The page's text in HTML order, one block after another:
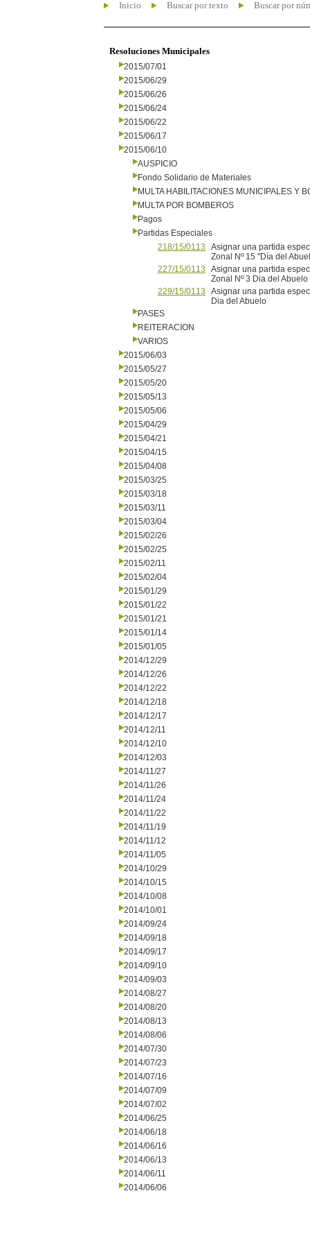
Inicio Buscar por texto Buscar por
Resoluciones Municipales
2015/07/01
2015/06/29
2015/06/26
2015/06/24
2015/06/22
2015/06/17
2015/06/10
AUSPICIO
Fondo Solidario de Materiales
MULTA HABILITACIONES MUNICIPALES Y
MULTA POR BOMBEROS
Pagos
Partidas Especiales
218/15/0113
Asignar una partida
Zonal Nº 15 "Día del
227/15/0113
Asignar una partida
Zonal Nº 3 Dia del Abuelo
229/15/0113
Asignar una partida
Dia del Abuelo
PASES
REITERACION
VARIOS
2015/06/03
2015/05/27
2015/05/20
2015/05/13
2015/05/06
2015/04/29
2015/04/21
2015/04/15
2015/04/08
2015/03/25
2015/03/18
2015/03/11
2015/03/04
2015/02/26
2015/02/25
2015/02/11
2015/02/04
2015/01/29
2015/01/22
2015/01/21
2015/01/14
2015/01/05
2014/12/29
2014/12/26
2014/12/22
2014/12/18
2014/12/17
2014/12/11
2014/12/10
2014/12/03
2014/11/27
2014/11/26
2014/11/24
2014/11/22
2014/11/19
2014/11/12
2014/11/05
2014/10/29
2014/10/15
2014/10/08
2014/10/01
2014/09/24
2014/09/18
2014/09/17
2014/09/10
2014/09/03
2014/08/27
2014/08/20
2014/08/13
2014/08/06
2014/07/30
2014/07/23
2014/07/16
2014/07/09
2014/07/02
2014/06/25
2014/06/18
2014/06/16
2014/06/13
2014/06/11
2014/06/06